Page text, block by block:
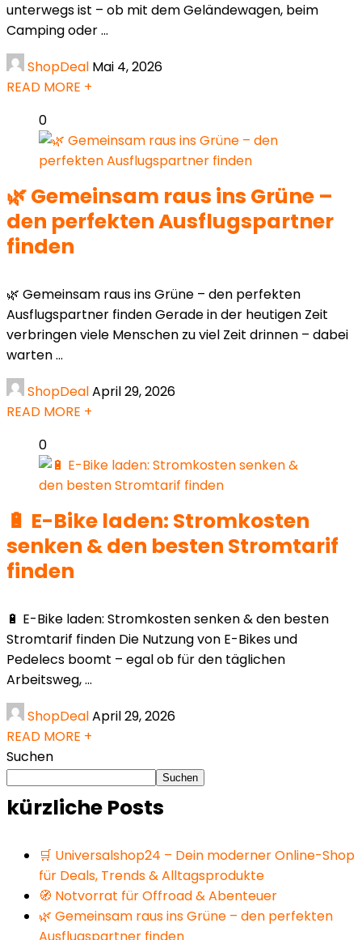
unterwegs ist – ob mit dem Geländewagen, beim
Camping oder ...
ShopDeal Mai 4, 2026
READ MORE +
0
🌿 Gemeinsam raus ins Grüne –
den perfekten Ausflugspartner
finden
🌿 Gemeinsam raus ins Grüne – den perfekten
Ausflugspartner finden Gerade in der heutigen Zeit
verbringen viele Menschen zu viel Zeit drinnen – dabei
warten ...
ShopDealApril 29, 2026
READ MORE +
0
🔋 E-Bike laden: Stromkosten
senken & den besten Stromtarif
finden
🔋 E-Bike laden: Stromkosten senken & den besten
Stromtarif finden Die Nutzung von E-Bikes und
Pedelecs boomt – egal ob für den täglichen
Arbeitsweg, ...
ShopDealApril 29, 2026
READ MORE +
Suchen
Suchen
kürzliche Posts
🛒 Universalshop24 – Dein moderner Online-Shop
für Deals, Trends & Alltagsprodukte
🧭 Notvorrat für Offroad & Abenteuer
🌿 Gemeinsam raus ins Grüne – den perfekten